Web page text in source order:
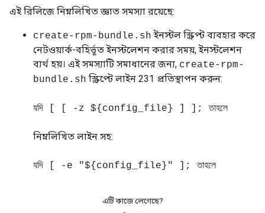
এই রিলিজে নিম্নলিখিত জ্ঞাত সমস্যা রয়েছে:
create-rpm-bundle.sh ইনস্টল স্ক্রিপ্ট ব্যবহার করে
নেটওয়ার্ক-বহির্ভূত ইনস্টলেশন করার সময়, ইনস্টলেশন
ব্যর্থ হয়। এই সমস্যাটি সমাধানের জন্য, create-rpm-
bundle.sh স্ক্রিপ্টে লাইন 231 প্রতিস্থাপন করুন:
যদি [ [ -z ${config_file} ] ]; তাহলে
নিম্নলিখিত লাইন সহ:
যদি [ -e "${config_file}" ]; তাহলে
এটি কাজে লেগেছে?